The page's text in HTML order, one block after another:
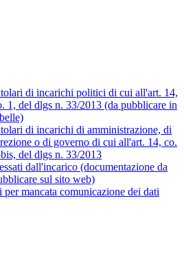
di incarichi politici di cui all'art. 14,
1, del dlgs n. 33/2013 (da pubblicare in
di incarichi di amministrazione, di
o di governo di cui all'art. 14, co.
del dlgs n. 33/2013
dall'incarico (documentazione da
sul sito web)
per mancata comunicazione dei dati